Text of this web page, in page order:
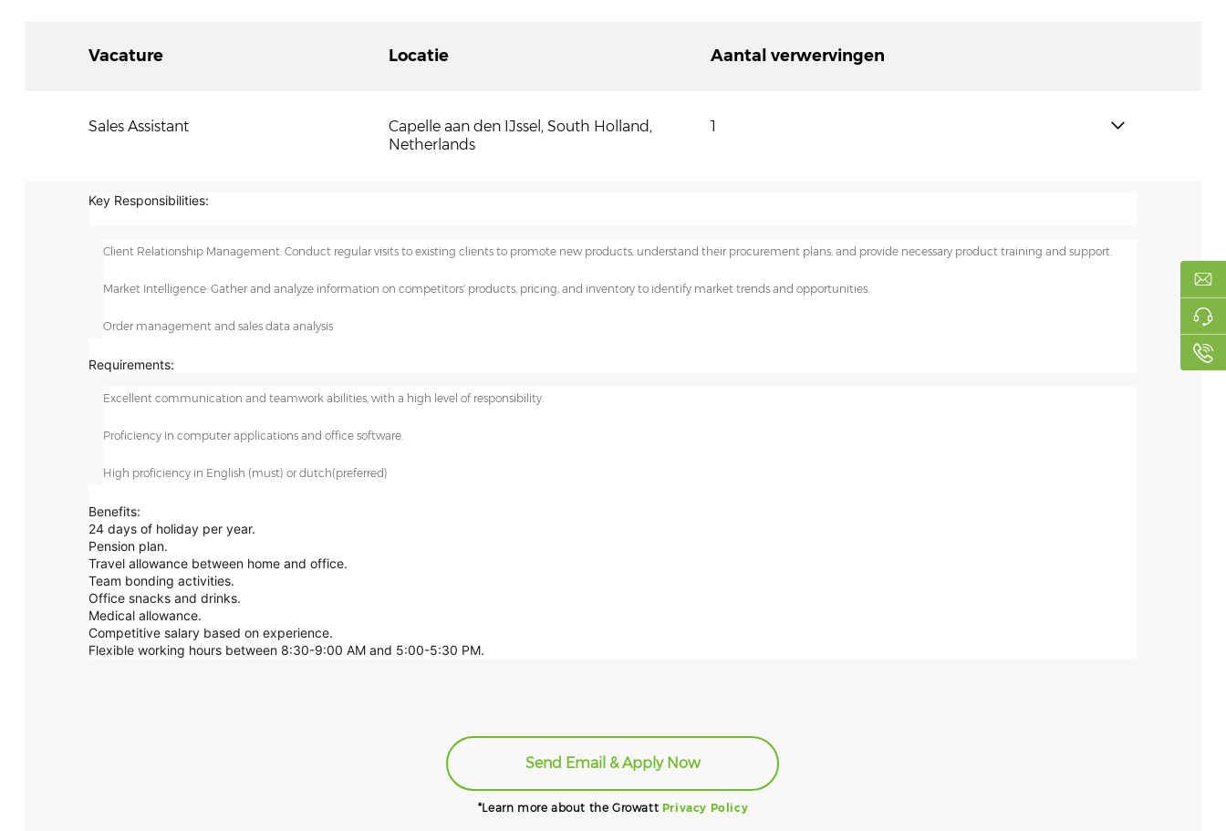
Vacature Locatie Aantal verwervingen
Sales Assistant
Capelle aan den IJssel, South Holland,
Netherlands
1
Key Responsibilities:
Client Relationship Management: Conduct regular visits to existing clients to promote new products, understand their procurement plans, and provide necessary product training and support.
Market Intelligence: Gather and analyze information on competitors' products, pricing, and inventory to identify market trends and opportunities.
Order management and sales data analysis
Requirements:
Excellent communication and teamwork abilities, with a high level of responsibility.
Proficiency in computer applications and office software.
High proficiency in English (must) or dutch(preferred)
Benefits:
24 days of holiday per year.
Pension plan.
Travel allowance between home and office.
Team bonding activities.
Office snacks and drinks.
Medical allowance.
Competitive salary based on experience.
Flexible working hours between 8:30-9:00 AM and 5:00-5:30 PM.
Send Email & Apply Now
*Learn more about the Growatt Privacy Policy